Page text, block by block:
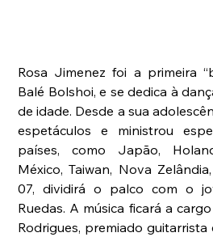
Rosa Jimenez foi a primeira
Balé Bolshoi, e se dedica à
de idade. Desde a sua
espetáculos e ministrou
países, como Japão,
México, Taiwan, Nova
07, dividirá o palco com o
Ruedas. A música ficará a
Rodrigues, premiado